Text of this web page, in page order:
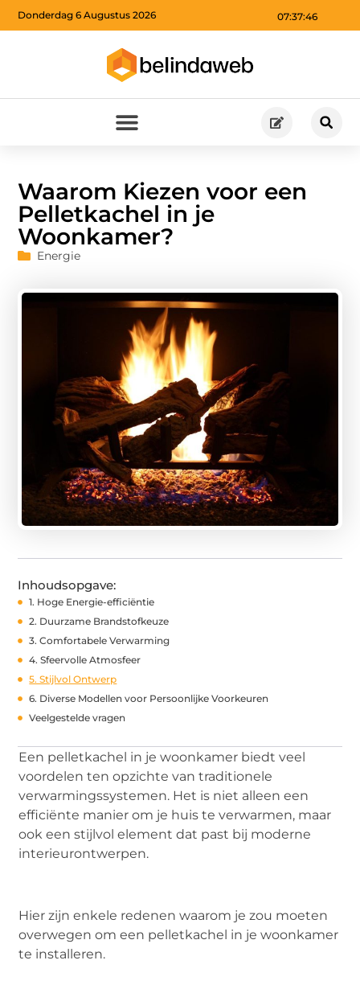
07:37:47
Donderdag 6 Augustus 2026
Waarom Kiezen voor een
Pelletkachel in je
Woonkamer?
Energie
Inhoudsopgave:
1. Hoge Energie-efficiëntie
2. Duurzame Brandstofkeuze
3. Comfortabele Verwarming
4. Sfeervolle Atmosfeer
5. Stijlvol Ontwerp
6. Diverse Modellen voor Persoonlijke Voorkeuren
Veelgestelde vragen
Een pelletkachel in je woonkamer biedt veel
voordelen ten opzichte van traditionele
verwarmingssystemen. Het is niet alleen een
efficiënte manier om je huis te verwarmen, maar
ook een stijlvol element dat past bij moderne
interieurontwerpen.
Hier zijn enkele redenen waarom je zou moeten
overwegen om een pelletkachel in je woonkamer
te installeren.